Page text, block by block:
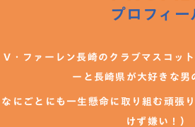
プロフィー
V・ファーレン長崎のクラブマスコッ
ーと長崎県が大好きな男
なにごとにも一生懸命に取り組む頑張
けず嫌い！）